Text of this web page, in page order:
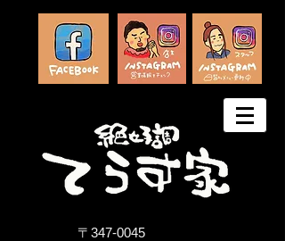
〒347-0045